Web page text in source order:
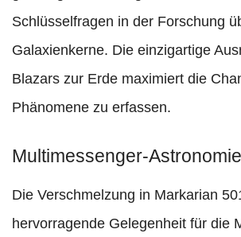
Schlüsselfragen in der Forschung
Galaxienkerne. Die einzigartige
Blazars zur Erde maximiert die
Phänomene zu erfassen.
Multimessenger-Astronomie
Die Verschmelzung in Markarian
hervorragende Gelegenheit für die